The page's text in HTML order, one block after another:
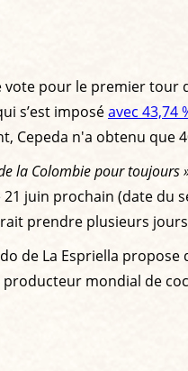
vote pour le premier
s’est imposéavec 43,74
Cepeda n'a obtenu que
la Colombie pour toujours
21 juin prochain (date
prendre plusieurs
de La Espriella
mondial de